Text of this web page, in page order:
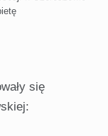
się